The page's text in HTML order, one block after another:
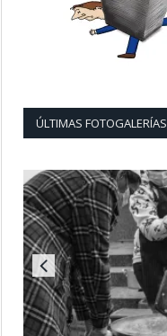
ÚLTIMAS FOTOGALERÍAS